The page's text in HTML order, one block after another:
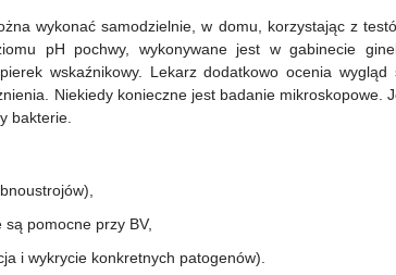
wykonać samodzielnie, w domu, korzystając z
pH pochwy, wykonywane jest w gabinecie
wskaźnikowy. Lekarz dodatkowo ocenia wygląd
Niekiedy konieczne jest badanie mikroskopowe.
bakterie.
są pomocne przy BV,
i wykrycie konkretnych patogenów).